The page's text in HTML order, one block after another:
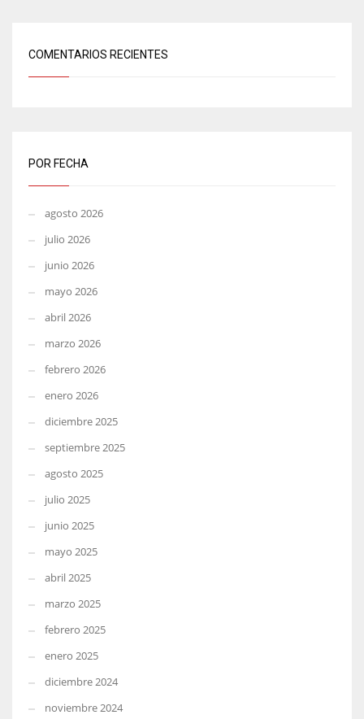
COMENTARIOS RECIENTES
POR FECHA
agosto 2026
julio 2026
junio 2026
mayo 2026
abril 2026
marzo 2026
febrero 2026
enero 2026
diciembre 2025
septiembre 2025
agosto 2025
julio 2025
junio 2025
mayo 2025
abril 2025
marzo 2025
febrero 2025
enero 2025
diciembre 2024
noviembre 2024